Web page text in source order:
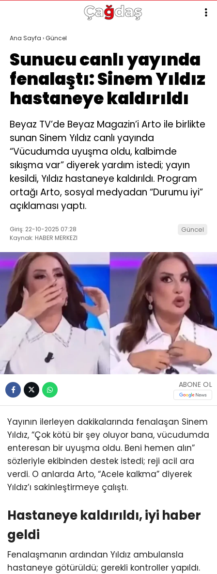
Ana Sayfa ›Güncel
Sunucu canlı yayında
fenalaştı: Sinem Yıldız
hastaneye kaldırıldı
Beyaz TV’de Beyaz Magazin’i Arto ile birlikte
sunan Sinem Yıldız canlı yayında
“Vücudumda uyuşma oldu, kalbimde
sıkışma var” diyerek yardım istedi; yayın
kesildi, Yıldız hastaneye kaldırıldı. Program
ortağı Arto, sosyal medyadan “Durumu iyi”
açıklaması yaptı.​
Giriş: 22-10-2025 07:28
Kaynak: HABER MERKEZI
Güncel
ABONE OL
Yayının ilerleyen dakikalarında fenalaşan Sinem
Yıldız, “Çok kötü bir şey oluyor bana, vücudumda
enteresan bir uyuşma oldu. Beni hemen alın”
sözleriyle ekibinden destek istedi; reji acil ara
verdi. O anlarda Arto, “Acele kalkma” diyerek
Yıldız’ı sakinleştirmeye çalıştı.
Hastaneye kaldırıldı, iyi haber
geldi
Fenalaşmanın ardından Yıldız ambulansla
hastaneye götürüldü; gerekli kontroller yapıldı.